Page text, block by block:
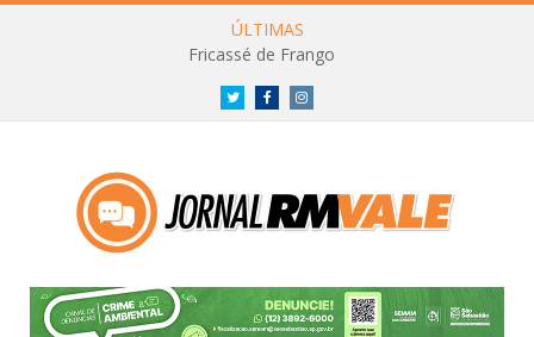
ÚLTIMAS
Fricassé de Frango
TwitterFacebookInstagram